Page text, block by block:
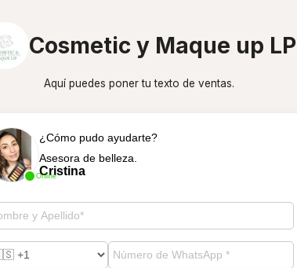
Cosmetic y Maque up LP
Aquí puedes poner tu texto de ventas.
Online
¿Cómo pudo ayudarte?
Asesora de belleza.
Cristina